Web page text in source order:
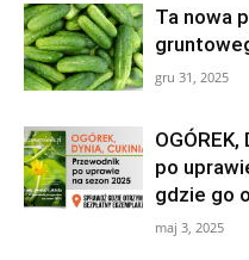
Ta nowa
gru 31, 2025
po
gdzie go
maj 3, 2025